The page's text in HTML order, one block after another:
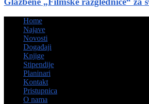
Home
Najave
Novosti
Događaji
Knjige
Stipendije
Planinari
Kontakt
Pristupnica
O nama